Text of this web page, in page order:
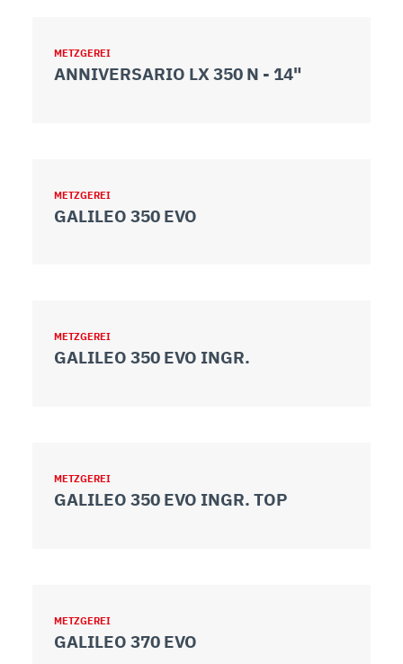
METZGEREI
ANNIVERSARIO LX 350 N - 14"
METZGEREI
GALILEO 350 EVO
METZGEREI
GALILEO 350 EVO INGR.
METZGEREI
GALILEO 350 EVO INGR. TOP
METZGEREI
GALILEO 370 EVO